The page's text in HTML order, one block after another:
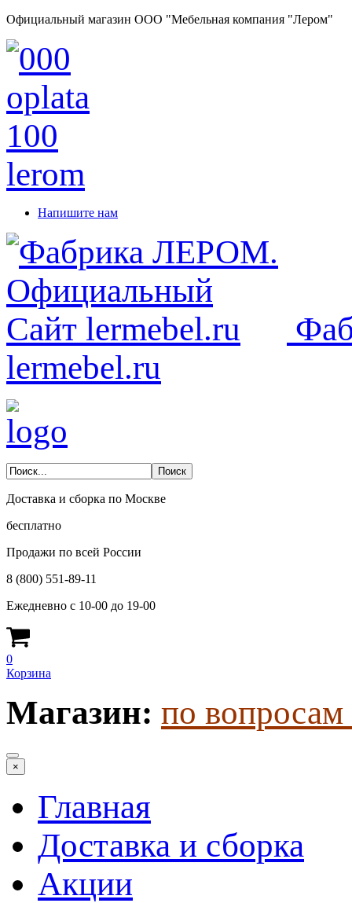
Официальный магазин ООО "Мебельная компания "Лером"
Напишите нам
lermebel.ru
Доставка и сборка по Москве
бесплатно
Продажи по всей России
8 (800) 551-89-11
Ежедневно с 10-00 до 19-00
0
Корзина
Магазин: по
×
Главная
Доставка и сборка
Акции